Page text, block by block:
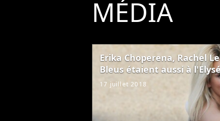
MÉDIA
Erika Choperena, Rachel
Bleus étaient aussi à
17 juillet 2018